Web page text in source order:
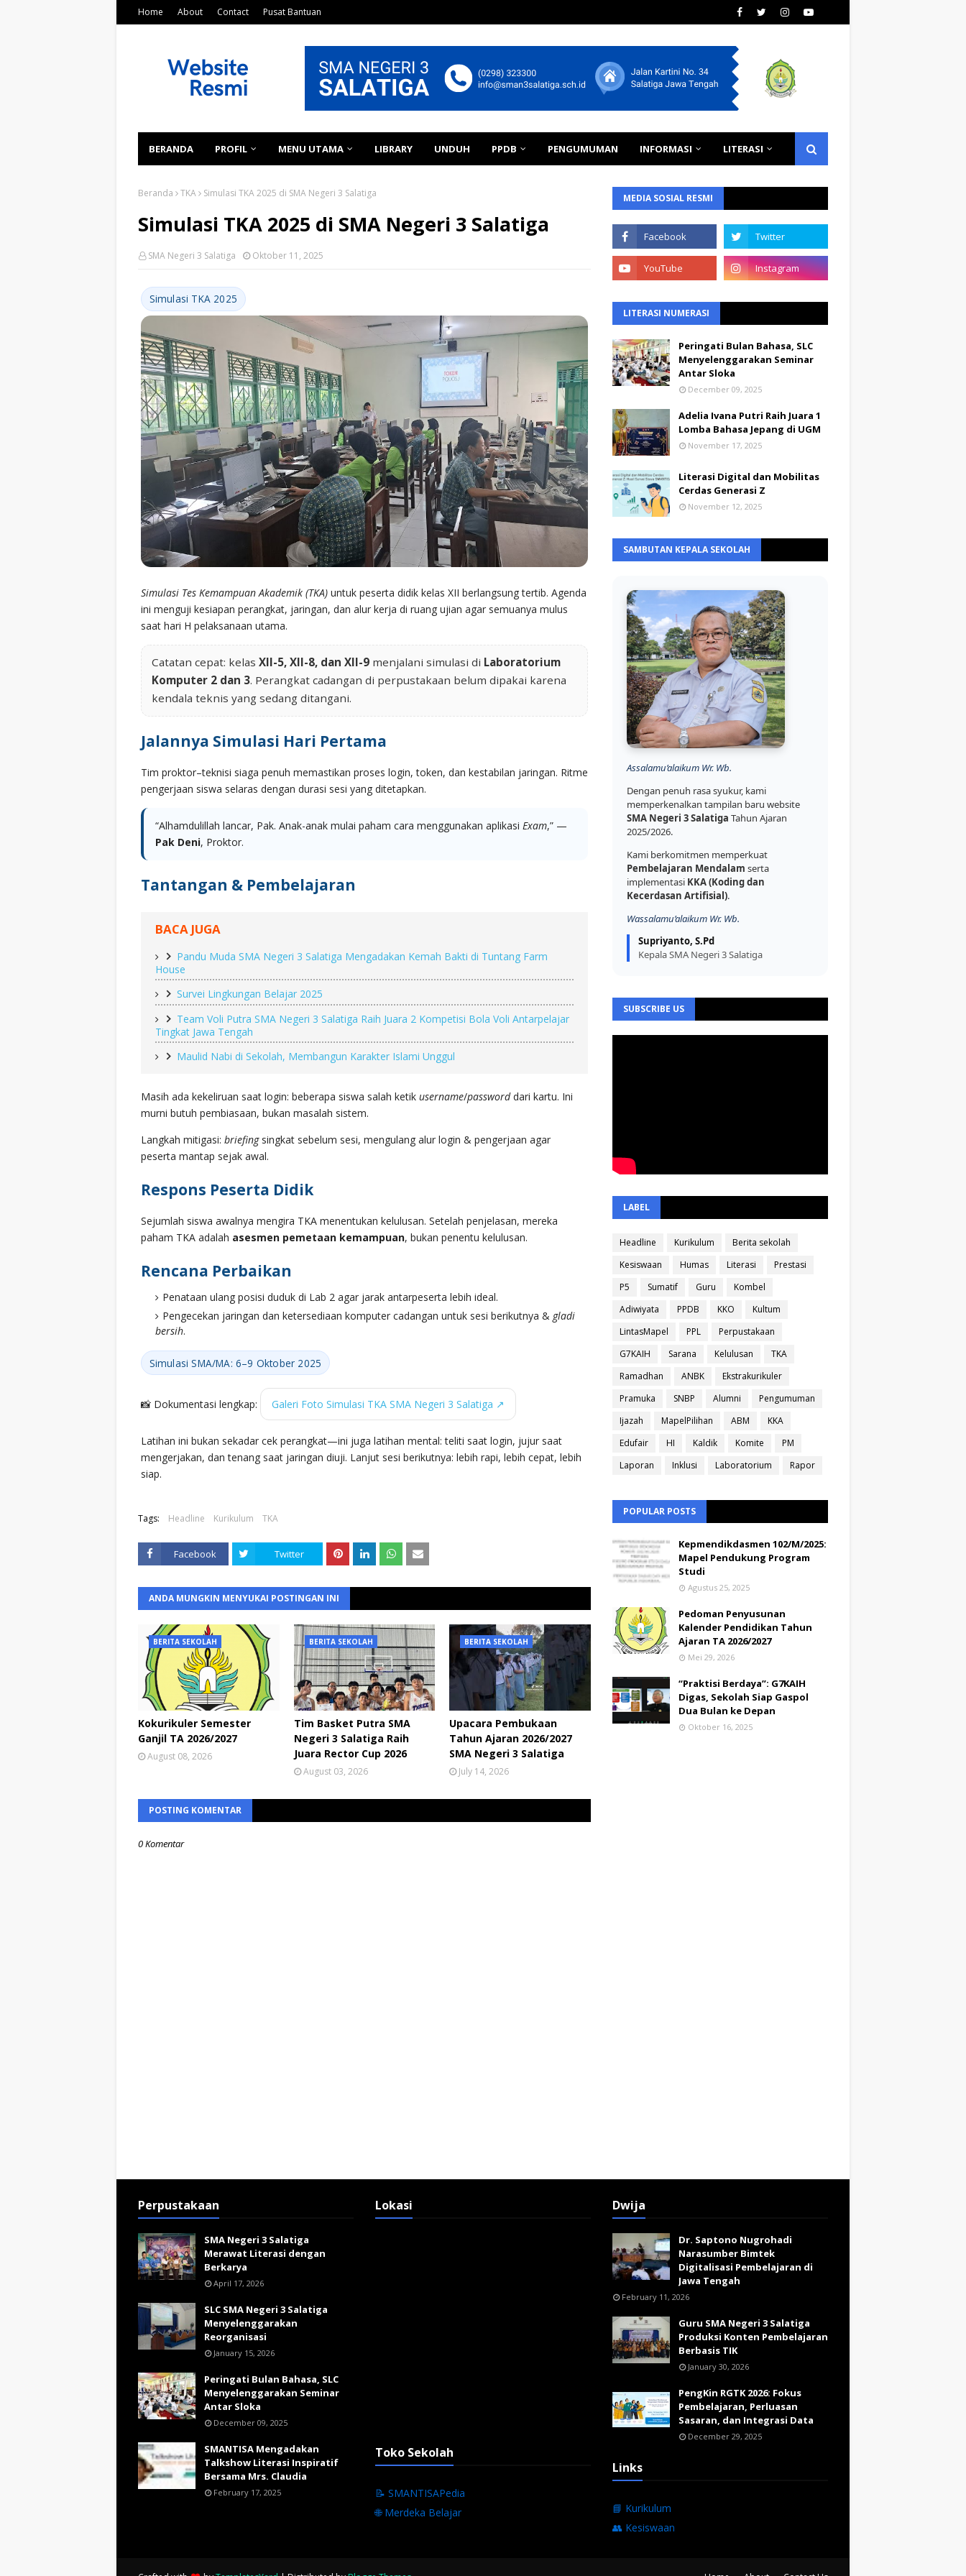
Home About Contact Pusat Bantuan
BERANDA PROFIL MENU UTAMA LIBRARY UNDUH PPDB PENGUMUMAN INFORMASI LITERASI
Beranda TKA Simulasi TKA 2025 di SMA Negeri 3 Salatiga
Simulasi TKA 2025 di SMA Negeri 3 Salatiga
SMA Negeri 3 Salatiga Oktober 11, 2025
Simulasi TKA 2025
Simulasi Tes Kemampuan Akademik (TKA) untuk peserta didik kelas XII berlangsung tertib. Agenda
ini menguji kesiapan perangkat, jaringan, dan alur kerja di ruang ujian agar semuanya mulus
saat hari H pelaksanaan utama.
Catatan cepat: kelasXII-5, XII-8, dan XII-9 menjalani simulasi di Laboratorium
Komputer 2 dan 3. Perangkat cadangan di perpustakaan belum dipakai karena
kendala teknis yang sedang ditangani.
Jalannya Simulasi Hari Pertama
Tim proktor–teknisi siaga penuh memastikan proses login, token, dan kestabilan jaringan. Ritme
pengerjaan siswa selaras dengan durasi sesi yang ditetapkan.
“Alhamdulillah lancar, Pak. Anak-anak mulai paham cara menggunakan aplikasi Exam,” —
Pak Deni, Proktor.
Tantangan & Pembelajaran
BACA JUGA
Pandu Muda SMA Negeri 3 Salatiga Mengadakan Kemah Bakti di Tuntang Farm
House
Survei Lingkungan Belajar 2025
Team Voli Putra SMA Negeri 3 Salatiga Raih Juara 2 Kompetisi Bola Voli Antarpelajar
Tingkat Jawa Tengah
Maulid Nabi di Sekolah, Membangun Karakter Islami Unggul
Masih ada kekeliruan saat login: beberapa siswa salah ketik username/passworddari kartu. Ini
murni butuh pembiasaan, bukan masalah sistem.
Langkah mitigasi: briefingsingkat sebelum sesi, mengulang alur login & pengerjaan agar
peserta mantap sejak awal.
Respons Peserta Didik
Sejumlah siswa awalnya mengira TKA menentukan kelulusan. Setelah penjelasan, mereka
paham TKA adalah asesmen pemetaan kemampuan, bukan penentu kelulusan.
Rencana Perbaikan
Penataan ulang posisi duduk di Lab 2 agar jarak antarpeserta lebih ideal.
Pengecekan jaringan dan ketersediaan komputer cadangan untuk sesi berikutnya & gladi
bersih.
Simulasi SMA/MA: 6–9 Oktober 2025
📸 Dokumentasi lengkap: Galeri Foto Simulasi TKA SMA Negeri 3 Salatiga ↗
Latihan ini bukan sekadar cek perangkat—ini juga latihan mental: teliti saat login, jujur saat
mengerjakan, dan tenang saat jaringan diuji. Lanjut sesi berikutnya: lebih rapi, lebih cepat, lebih
siap.
Tags: Headline Kurikulum TKA
Facebook Twitter
ANDA MUNGKIN MENYUKAI POSTINGAN INI
BERITA SEKOLAH
Kokurikuler Semester
Ganjil TA 2026/2027
August 08, 2026
BERITA SEKOLAH
Tim Basket Putra SMA
Negeri 3 Salatiga Raih
Juara Rector Cup 2026
August 03, 2026
BERITA SEKOLAH
Upacara Pembukaan
Tahun Ajaran 2026/2027
SMA Negeri 3 Salatiga
July 14, 2026
POSTING KOMENTAR
0 Komentar
MEDIA SOSIAL RESMI
LITERASI NUMERASI
Peringati Bulan Bahasa, SLC
Menyelenggarakan Seminar
Antar Sloka
December 09, 2025
Adelia Ivana Putri Raih Juara 1
Lomba Bahasa Jepang di UGM
November 17, 2025
Literasi Digital dan Mobilitas
Cerdas Generasi Z
November 12, 2025
SAMBUTAN KEPALA SEKOLAH
Assalamu’alaikum Wr. Wb.
Dengan penuh rasa syukur, kami
memperkenalkan tampilan baru website
SMA Negeri 3 Salatiga Tahun Ajaran
2025/2026.
Kami berkomitmen memperkuat
Pembelajaran Mendalam serta
implementasi KKA (Koding dan
Kecerdasan Artifisial).
Wassalamu’alaikum Wr. Wb.
Supriyanto, S.Pd
Kepala SMA Negeri 3 Salatiga
SUBSCRIBE US
LABEL
Headline Kurikulum
Berita sekolah
Kesiswaan
Humas Literasi
Prestasi
P5
Sumatif Guru
Kombel
Adiwiyata
PPDB KKO
Kultum
LintasMapel
PPL
Perpustakaan
G7KAIH
Sarana Kelulusan
TKA
Ramadhan
ANBK
Ekstrakurikuler
Pramuka
SNBP Alumni
Pengumuman
Ijazah
MapelPilihan ABM
KKA
Edufair
HI Kaldik Komite
PM
Laporan
Inklusi Laboratorium Rapor
POPULAR POSTS
Kepmendikdasmen 102/M/2025:
Mapel Pendukung Program
Studi
Agustus 25, 2025
Pedoman Penyusunan
Kalender Pendidikan Tahun
Ajaran TA 2026/2027
Mei 29, 2026
“Praktisi Berdaya”: G7KAIH
Digas, Sekolah Siap Gaspol
Dua Bulan ke Depan
Oktober 16, 2025
Perpustakaan
SMA Negeri 3 Salatiga
Merawat Literasi dengan
Berkarya
April 17, 2026
SLC SMA Negeri 3 Salatiga
Menyelenggarakan
Reorganisasi
January 15, 2026
Peringati Bulan Bahasa, SLC
Menyelenggarakan Seminar
Antar Sloka
December 09, 2025
SMANTISA Mengadakan
Talkshow Literasi Inspiratif
Bersama Mrs. Claudia
February 17, 2025
Lokasi
Toko Sekolah
📝 SMANTISAPedia
🌐 Merdeka Belajar
Dwija
Dr. Saptono Nugrohadi
Narasumber Bimtek
Digitalisasi Pembelajaran di
Jawa Tengah
February 11, 2026
Guru SMA Negeri 3 Salatiga
Produksi Konten Pembelajaran
Berbasis TIK
January 30, 2026
PengKin RGTK 2026: Fokus
Pembelajaran, Perluasan
Sasaran, dan Integrasi Data
December 29, 2025
Links
📘 Kurikulum
👥 Kesiswaan